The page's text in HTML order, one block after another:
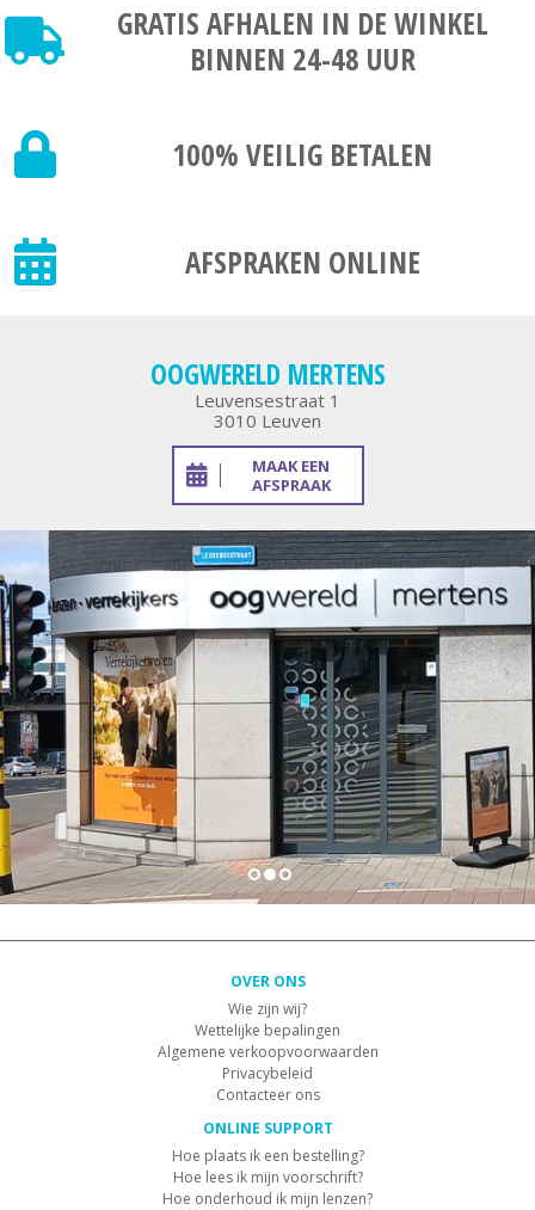
GRATIS AFHALEN IN DE WINKEL
BINNEN 24-48 UUR
100% VEILIG BETALEN
AFSPRAKEN ONLINE
MAAK EEN
AFSPRAAK
OOGWERELD MERTENS
Leuvensestraat 1
3010 Leuven
OVER ONS
Wie zijn wij?
Wettelijke bepalingen
Algemene verkoopvoorwaarden
Privacybeleid
Contacteer ons
ONLINE SUPPORT
Hoe plaats ik een bestelling?
Hoe lees ik mijn voorschrift?
Hoe onderhoud ik mijn lenzen?